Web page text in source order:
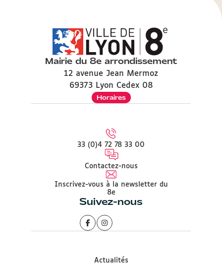
Mairie du 8e arrondissement
12 avenue Jean Mermoz
69373 Lyon Cedex 08
Horaires
33 (0)4 72 78 33 00
Contactez-nous
Inscrivez-vous à la newsletter du
8e
Suivez-nous
Actualités